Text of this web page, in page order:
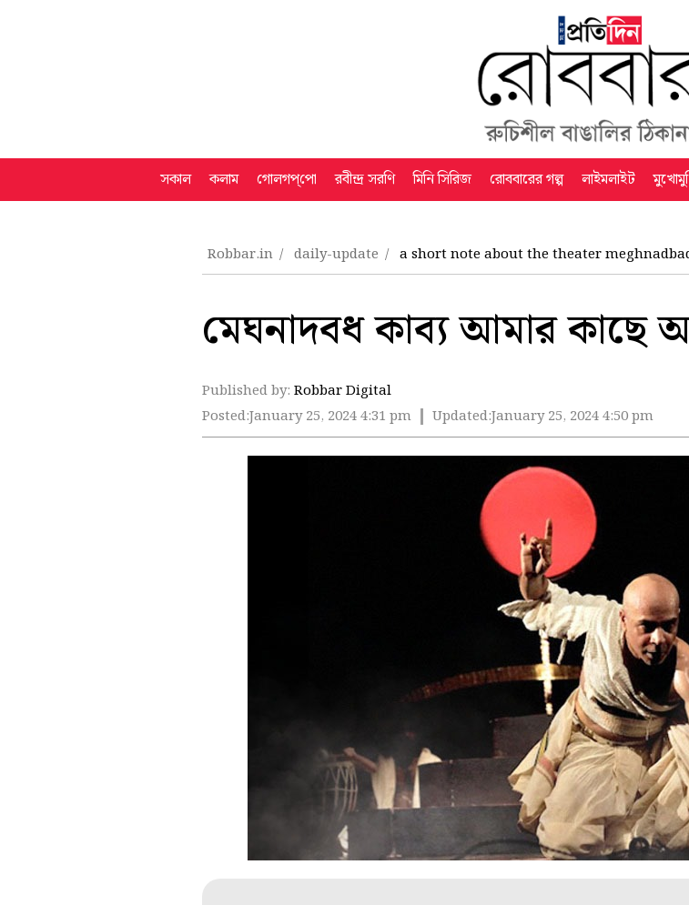
সকাল কলাম গোলগপ্‌পো রবীন্দ্র সরণি মিনি সিরিজ রোববারের গল্প লাইমলাইট
Robbar.in daily-update a short note about the theater
মেঘনাদবধ কাব্য আমার কাছে
Published by: Robbar Digital
Posted:January 25, 2024 4:31 pm Updated:January 25, 2024 4:50 pm